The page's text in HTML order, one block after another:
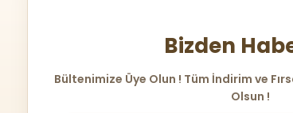
Bizden
Bültenimize Üye Olun ! Tüm İndirim ve
Olsun !